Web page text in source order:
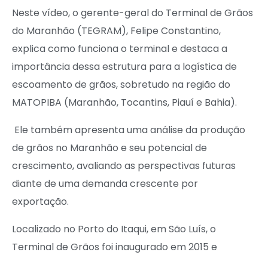
Neste vídeo, o gerente-geral do Terminal de Grãos
do Maranhão (TEGRAM), Felipe Constantino,
explica como funciona o terminal e destaca a
importância dessa estrutura para a logística de
escoamento de grãos, sobretudo na região do
MATOPIBA (Maranhão, Tocantins, Piauí e Bahia).
Ele também apresenta uma análise da produção
de grãos no Maranhão e seu potencial de
crescimento, avaliando as perspectivas futuras
diante de uma demanda crescente por
exportação.
Localizado no Porto do Itaqui, em São Luís, o
Terminal de Grãos foi inaugurado em 2015 e